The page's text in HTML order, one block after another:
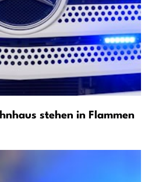
stehen in Flammen